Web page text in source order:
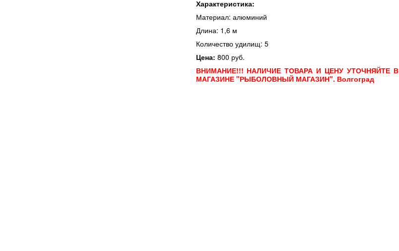
Характеристика:
Материал: алюминий
Длина: 1,6 м
Количество удилищ: 5
Цена: 800 руб.
ВНИМАНИЕ!!! НАЛИЧИЕ ТОВАРА И ЦЕНУ УТОЧНЯЙТЕ В
МАГАЗИНЕ "РЫБОЛОВНЫЙ МАГАЗИН". Волгоград